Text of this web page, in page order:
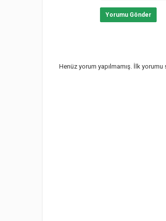
Yorumu Gönder
Henüz yorum yapılmamış. İlk yorumu